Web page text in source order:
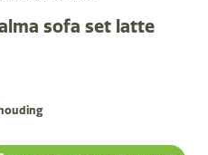
sofa set latte